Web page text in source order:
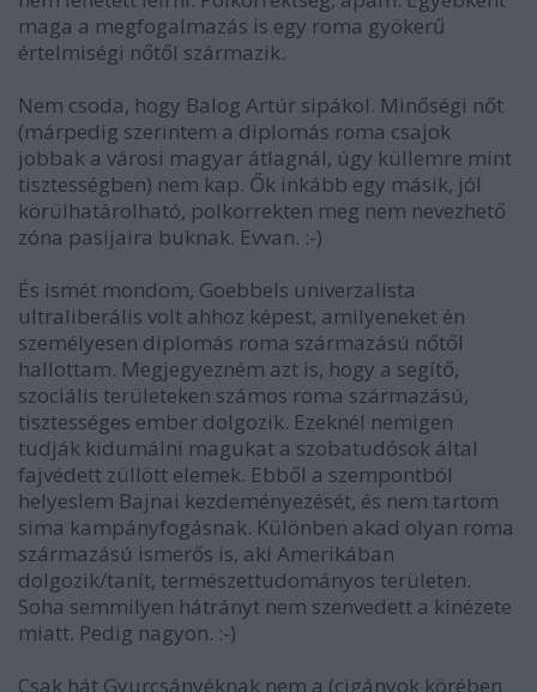
maga a megfogalmazás is egy roma gyökerű
értelmiségi nőtől származik.
Nem csoda, hogy Balog Artúr sipákol. Minőségi nőt
(márpedig szerintem a diplomás roma csajok
jobbak a városi magyar átlagnál, úgy küllemre mint
tisztességben) nem kap. Ők inkább egy másik, jól
körülhatárolható, polkorrekten meg nem nevezhető
zóna pasijaira buknak. Evvan. :-)
És ismét mondom, Goebbels univerzalista
ultraliberális volt ahhoz képest, amilyeneket én
személyesen diplomás roma származású nőtől
hallottam. Megjegyezném azt is, hogy a segítő,
szociális területeken számos roma származású,
tisztességes ember dolgozik. Ezeknél nemigen
tudják kidumálni magukat a szobatudósok által
fajvédett züllött elemek. Ebből a szempontból
helyeslem Bajnai kezdeményezését, és nem tartom
sima kampányfogásnak. Különben akad olyan roma
származású ismerős is, aki Amerikában
dolgozik/tanít, természettudományos területen.
Soha semmilyen hátrányt nem szenvedett a kinézete
miatt. Pedig nagyon. :-)
Csak hát Gyurcsányéknak nem a (cigányok körében